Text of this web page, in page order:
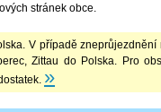
stránek obce.
V případě
Zittau do Polska. Pro
»